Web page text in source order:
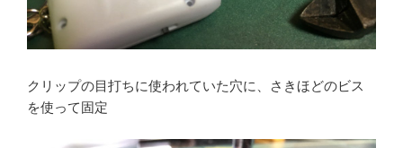
クリップの目打ちに使われていた穴に、さきほどのビス
を使って固定